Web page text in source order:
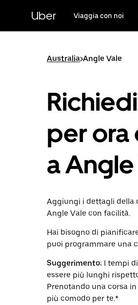
contenuto
principale
Uber Viaggia con noi
Australia>Angle Vale
per ora
a
Aggiungi i dettagli della
Angle Vale con facilità.
Hai bisogno di
puoi programmare una
Suggerimento: I tempi
essere più lunghi
Prenotando una corsa
più comodo per te.*